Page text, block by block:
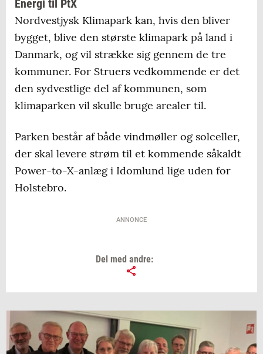
Energi til PtX
Nordvestjysk Klimapark kan, hvis den bliver
bygget, blive den største klimapark på land i
Danmark, og vil strække sig gennem de tre
kommuner. For Struers vedkommende er det
den sydvestlige del af kommunen, som
klimaparken vil skulle bruge arealer til.
Parken består af både vindmøller og solceller,
der skal levere strøm til et kommende såkaldt
Power-to-X-anlæg i Idomlund lige uden for
Holstebro.
ANNONCE
Del med andre: